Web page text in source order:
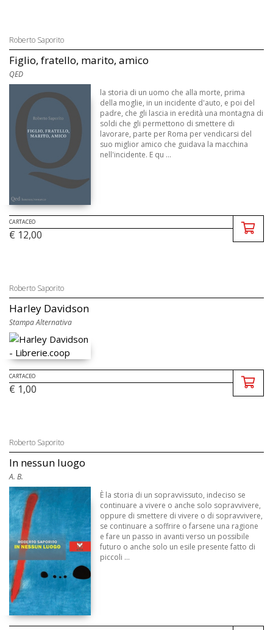
Roberto Saporito
Figlio, fratello, marito, amico
QED
la storia di un uomo che alla morte, prima
della moglie, in un incidente d'auto, e poi del
padre, che gli lascia in eredità una montagna di
soldi che gli permettono di smettere di
lavorare, parte per Roma per vendicarsi del
suo miglior amico che guidava la macchina
nell'incidente. E qu ...
CARTACEO
€ 12,00
Roberto Saporito
Harley Davidson
Stampa Alternativa
CARTACEO
€ 1,00
Roberto Saporito
In nessun luogo
A. B.
È la storia di un sopravvissuto, indeciso se
continuare a vivere o anche solo sopravvivere,
oppure di smettere di vivere o di sopravvivere,
se continuare a soffrire o farsene una ragione
e fare un passo in avanti verso un possibile
futuro o anche solo un esile presente fatto di
piccoli ...